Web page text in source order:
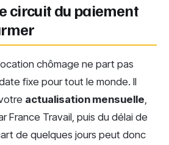
circuit du paiement
chômage ne part pas
fixe pour tout le monde. Il
actualisation mensuelle
France Travail, puis du délai de
de quelques jours peut donc